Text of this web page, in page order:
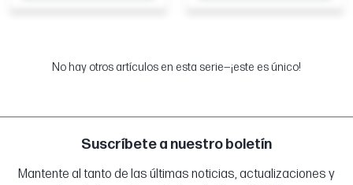
No hay otros artículos en esta serie—¡este es único!
Suscríbete a nuestro boletín
Mantente al tanto de las últimas noticias, actualizaciones y